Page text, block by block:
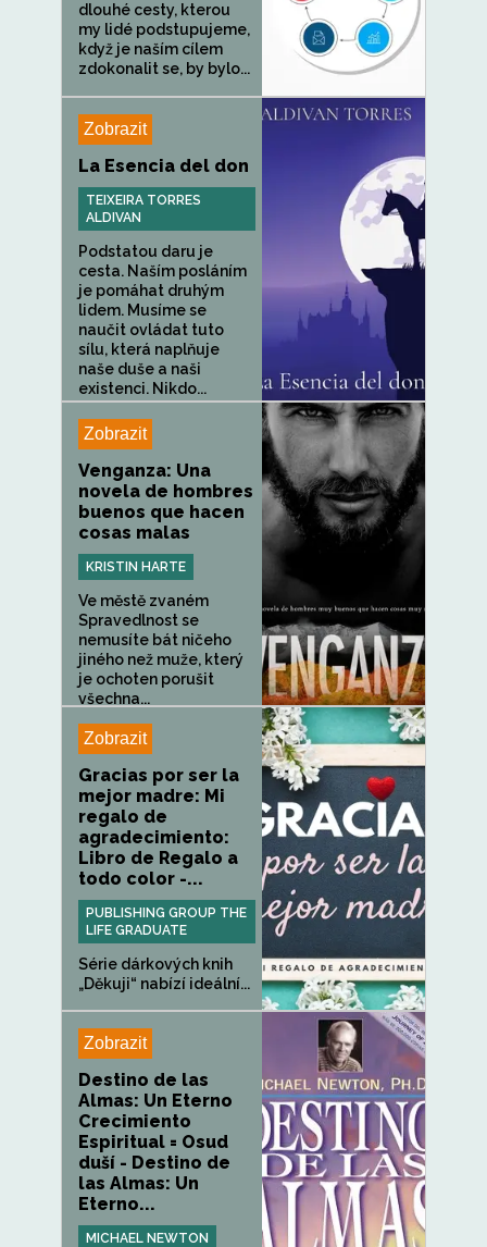
dlouhé cesty, kterou
my lidé podstupujeme,
když je naším cílem
zdokonalit se, by bylo...
Zobrazit
La Esencia del don
TEIXEIRA TORRES
ALDIVAN
Podstatou daru je
cesta. Naším posláním
je pomáhat druhým
lidem. Musíme se
naučit ovládat tuto
sílu, která naplňuje
naše duše a naši
existenci. Nikdo...
Zobrazit
Venganza: Una
novela de hombres
buenos que hacen
cosas malas
KRISTIN HARTE
Ve městě zvaném
Spravedlnost se
nemusíte bát ničeho
jiného než muže, který
je ochoten porušit
všechna...
Zobrazit
Gracias por ser la
mejor madre: Mi
regalo de
agradecimiento:
Libro de Regalo a
todo color -...
PUBLISHING GROUP THE
LIFE GRADUATE
Série dárkových knih
„Děkuji“ nabízí ideální...
Zobrazit
Destino de las
Almas: Un Eterno
Crecimiento
Espiritual = Osud
duší - Destino de
las Almas: Un
Eterno...
MICHAEL NEWTON